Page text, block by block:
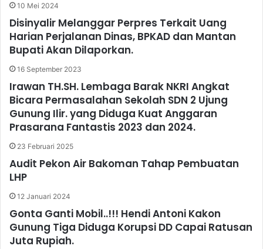
10 Mei 2024
Disinyalir Melanggar Perpres Terkait Uang
Harian Perjalanan Dinas, BPKAD dan Mantan
Bupati Akan Dilaporkan.
16 September 2023
Irawan TH.SH. Lembaga Barak NKRI Angkat
Bicara Permasalahan Sekolah SDN 2 Ujung
Gunung Ilir. yang Diduga Kuat Anggaran
Prasarana Fantastis 2023 dan 2024.
23 Februari 2025
Audit Pekon Air Bakoman Tahap Pembuatan
LHP
12 Januari 2024
Gonta Ganti Mobil..!!! Hendi Antoni Kakon
Gunung Tiga Diduga Korupsi DD Capai Ratusan
Juta Rupiah.